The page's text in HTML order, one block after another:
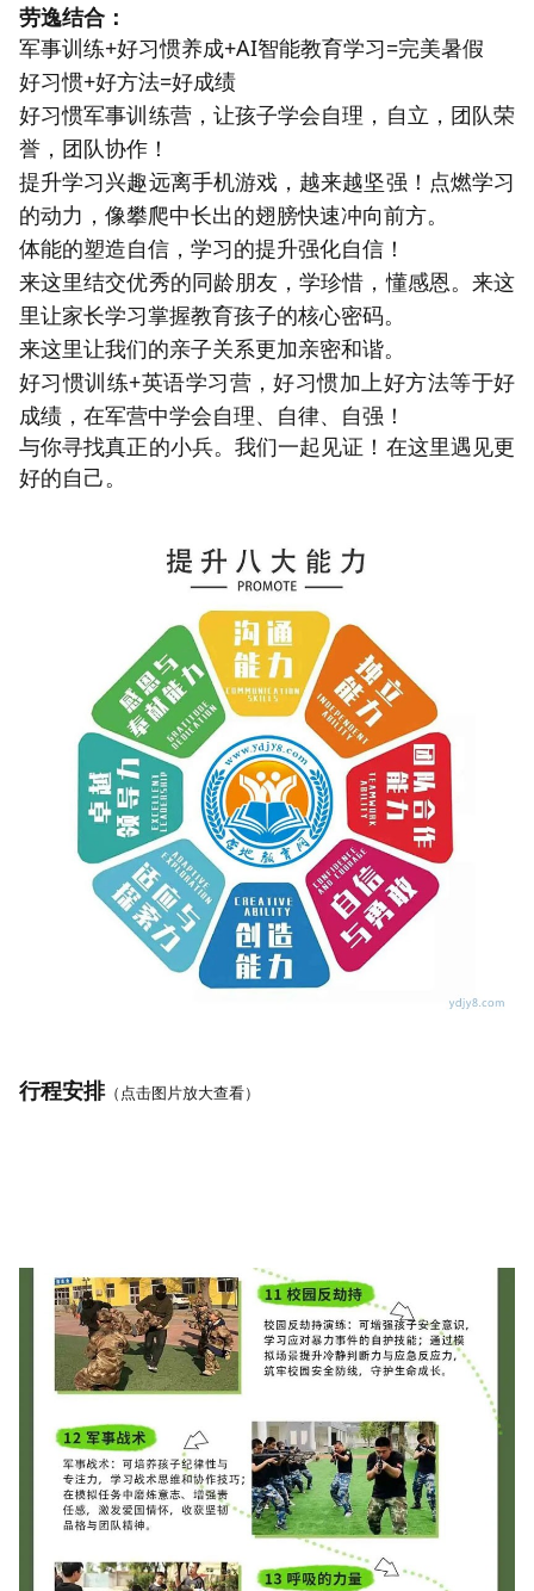
劳逸结合：
军事训练+好习惯养成+AI智能教育学习=完美暑假
好习惯+好方法=好成绩
好习惯军事训练营，让孩子学会自理，自立，团队荣
誉，团队协作！
提升学习兴趣远离手机游戏，越来越坚强！点燃学习
的动力，像攀爬中长出的翅膀快速冲向前方。
体能的塑造自信，学习的提升强化自信！
来这里结交优秀的同龄朋友，学珍惜，懂感恩。来这
里让家长学习掌握教育孩子的核心密码。
来这里让我们的亲子关系更加亲密和谐。
好习惯训练+英语学习营，好习惯加上好方法等于好
成绩，在军营中学会自理、自律、自强！
与你寻找真正的小兵。我们一起见证！在这里遇见更
好的自己。
行程安排（点击图片放大查看）